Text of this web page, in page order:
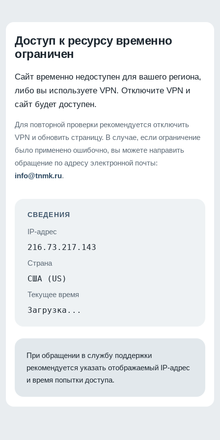
Доступ к ресурсу временно
ограничен
Сайт временно недоступен для вашего региона,
либо вы используете VPN. Отключите VPN и
сайт будет доступен.
Для повторной проверки рекомендуется отключить
VPN и обновить страницу. В случае, если ограничение
было применено ошибочно, вы можете направить
обращение по адресу электронной почты:
info@tnmk.ru.
СВЕДЕНИЯ
IP-адрес
216.73.217.143
Страна
США (US)
Текущее время
Загрузка...
При обращении в службу поддержки
рекомендуется указать отображаемый IP-адрес
и время попытки доступа.